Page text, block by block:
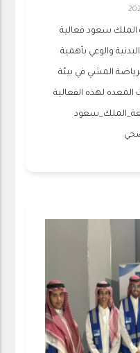
سعود فعالية
والوعي بأهمية
المشي في بيئة
لهذه الفعالية